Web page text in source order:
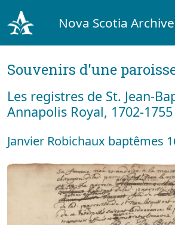
Nova Scotia
Souvenirs d'une
Les registres de St. Jean-
Annapolis Royal, 1702-1755
Janvier Robichaux baptêmes